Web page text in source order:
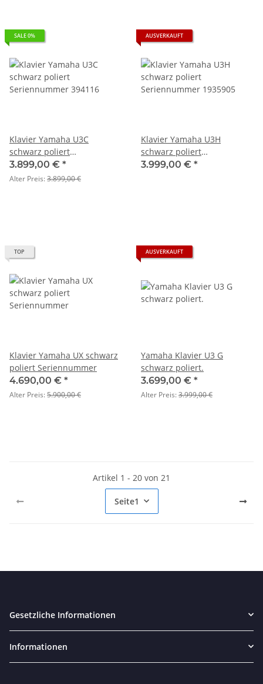
SALE 0%
Klavier Yamaha U3C
schwarz poliert
Seriennummer 394116
3.899,00 € *
Alter Preis:3.899,00 €
AUSVERKAUFT
Klavier Yamaha U3H
schwarz poliert
Seriennummer 1935905
3.999,00 € *
TOP
Klavier Yamaha UX schwarz
poliert Seriennummer
4.690,00 € *
Alter Preis:5.900,00 €
AUSVERKAUFT
Yamaha Klavier U3 G
schwarz poliert.
3.699,00 € *
Alter Preis:3.999,00 €
Artikel 1 - 20 von 21
Seite1
Gesetzliche Informationen
Informationen